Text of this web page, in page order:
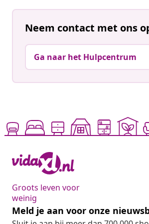
Neem contact met ons
Ga naar het Hulpcentrum
Groots leven voor
weinig
Meld je aan voor onze